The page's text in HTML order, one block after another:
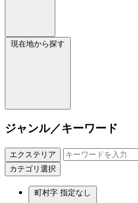
現在地から探す
ジャンル／キーワード
エクステリア
カテゴリ選択
町村字 指定なし